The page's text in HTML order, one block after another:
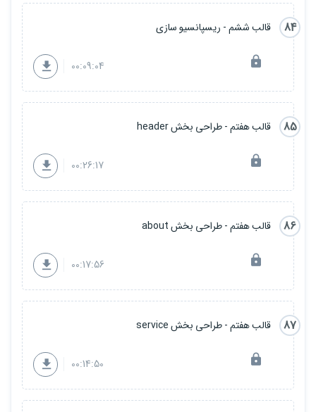
84 قالب ششم - ریسپانسیو سازی
00:09:04
85 قالب هفتم - طراحی بخش header
00:26:17
86 قالب هفتم - طراحی بخش about
00:17:56
87 قالب هفتم - طراحی بخش service
00:14:50